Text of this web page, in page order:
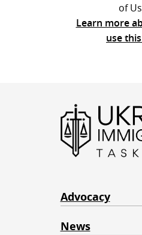
of
Learn more
use
Advocacy
News